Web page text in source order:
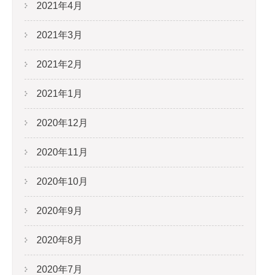
2021年4月
2021年3月
2021年2月
2021年1月
2020年12月
2020年11月
2020年10月
2020年9月
2020年8月
2020年7月